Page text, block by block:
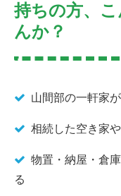
持ちの方、
んか？
山間部の一軒家
相続した空き家
物置・納屋・倉
る